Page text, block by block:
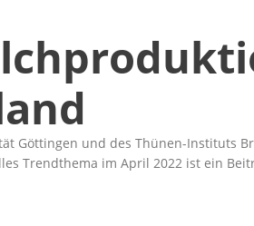
Göttingen und des Thünen-Instituts
Trendthema im April 2022 ist ein